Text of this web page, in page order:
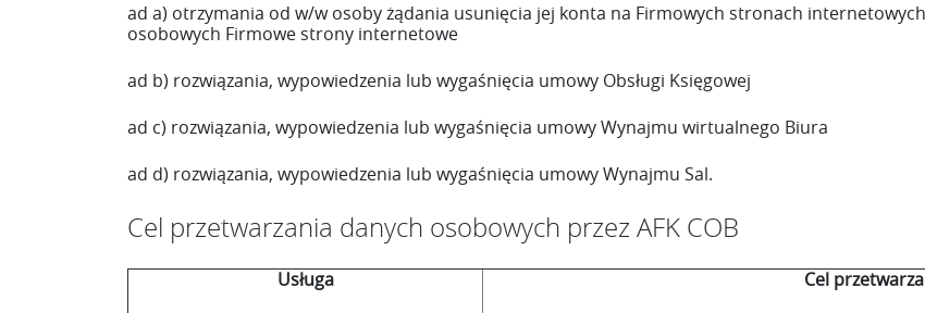
ad a) otrzymania od w/w osoby żądania usunięcia jej konta na Firmowych stronach
osobowych Firmowe strony internetowe
ad b) rozwiązania, wypowiedzenia lub wygaśnięcia umowy Obsługi Księgowej
ad c) rozwiązania, wypowiedzenia lub wygaśnięcia umowy Wynajmu wirtualnego Biura
ad d) rozwiązania, wypowiedzenia lub wygaśnięcia umowy Wynajmu Sal.
Cel przetwarzania danych osobowych przez AFK COB
Usługa
Cel